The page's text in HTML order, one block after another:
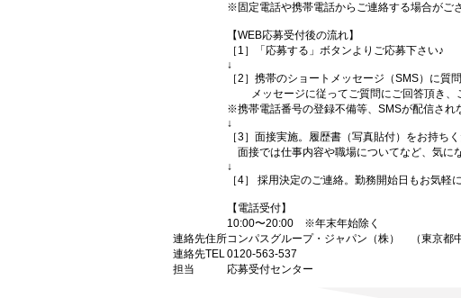
※固定電話や携帯電話からご連絡する場合がご
【WEB応募受付後の流れ】
［1］「応募する」ボタンよりご応募下さい♪
↓
［2］携帯のショートメッセージ（SMS）に質
メッセージに従ってご質問にご回答頂き、
※携帯電話番号の登録不備等、SMSが配信され
↓
［3］面接実施。履歴書（写真貼付）をお持ちく
面接では仕事内容や職場についてなど、気に
↓
［4］ 採用決定のご連絡。勤務開始日もお気軽
【電話受付】
10:00〜20:00 ※年末年始除く
連絡先住所コンパスグループ・ジャパン（株） （東京都
連絡先TEL0120-563-537
担当
応募受付センター